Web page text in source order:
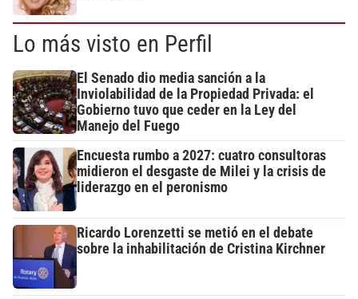
Lo más visto en Perfil
El Senado dio media sanción a la
Inviolabilidad de la Propiedad Privada: el
Gobierno tuvo que ceder en la Ley del
Manejo del Fuego
Encuesta rumbo a 2027: cuatro consultoras
midieron el desgaste de Milei y la crisis de
liderazgo en el peronismo
Ricardo Lorenzetti se metió en el debate
sobre la inhabilitación de Cristina Kirchner